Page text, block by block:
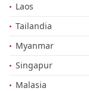
Laos
Tailandia
Myanmar
Singapur
Malasia